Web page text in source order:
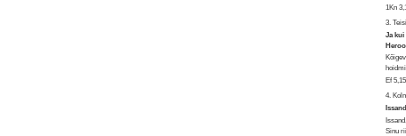
1Kn
3.
Ja kui
Ef
4.
Sinu